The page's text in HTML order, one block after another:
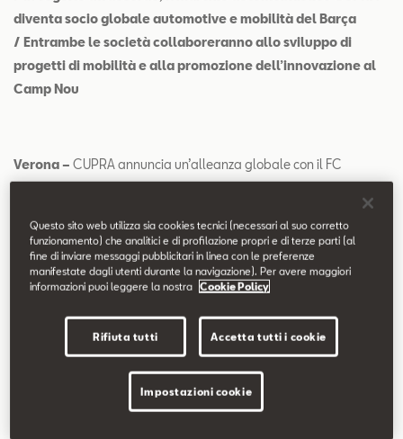
diventa socio globale automotive e mobilità del Barça
/ Entrambe le società collaboreranno allo sviluppo di
progetti di mobilità e alla promozione dell’innovazione al
Camp Nou
Verona – CUPRA annuncia un’alleanza globale con il FC
mobilità. Il nuovo marchio di SEAT si lega al club calcistico della
sua città, con la sigla di un’alleanza per le prossime cinque
stagioni.
Questo sito web utilizza sia cookies tecnici (necessari al suo corretto
funzionamento) che analitici e di profilazione propri e di terze parti (al
fine di inviare messaggi pubblicitari in linea con le preferenze
manifestate dagli utenti durante la navigazione). Per avere maggiori
informazioni puoi leggere la nostra
Cookie Policy
Rifiuta tutti Accetta tutti i cookie
Impostazioni cookie